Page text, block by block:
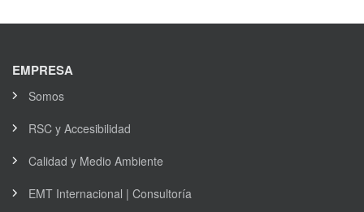
EMPRESA
Somos
RSC y Accesibilidad
Calidad y Medio Ambiente
EMT Internacional | Consultoría